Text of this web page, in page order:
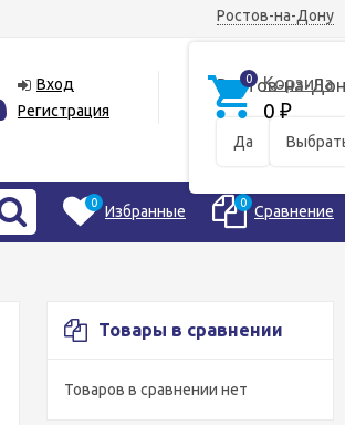
Ростов-на-Дону
Ростов-на-
Да
Вход
Регистрация
0 Корзина
0 ₽
0 Избранные 0 Сравнение
Товары в сравнении
Товаров в сравнении нет